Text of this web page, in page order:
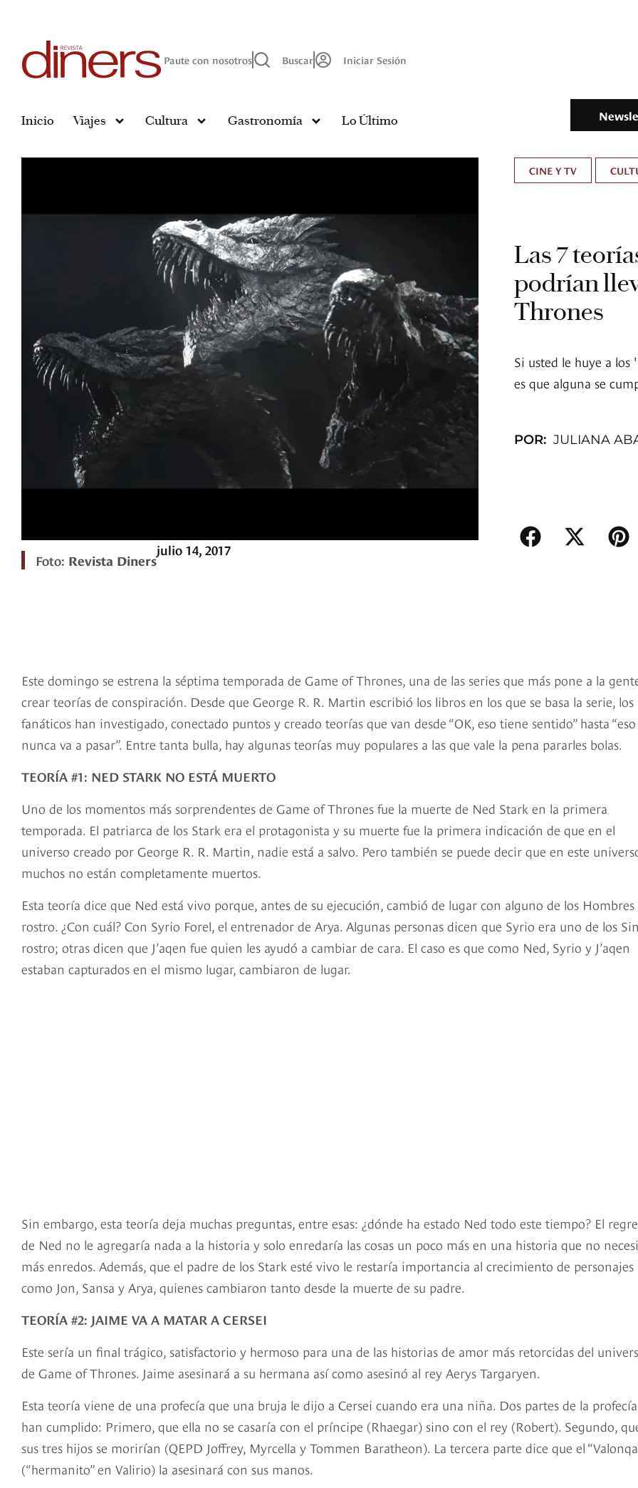
Paute con nosotros Buscar Iniciar Sesión
Inicio Viajes Cultura Gastronomía Lo Último
Foto: Revista Diners
julio 14, 2017
CINE Y TV
Las 7
podrían
Thrones
Si usted le huye a los
es que alguna se
POR: JULIANA
Este domingo se estrena la séptima temporada de Game of Thrones, una de las series que más pone a la
crear teorías de conspiración. Desde que George R. R. Martin escribió los libros en los que se basa la serie, los
fanáticos han investigado, conectado puntos y creado teorías que van desde “OK, eso tiene sentido” hasta “eso
nunca va a pasar”. Entre tanta bulla, hay algunas teorías muy populares a las que vale la pena pararles bolas.
TEORÍA #1: NED STARK NO ESTÁ MUERTO
Uno de los momentos más sorprendentes de Game of Thrones fue la muerte de Ned Stark en la primera
temporada. El patriarca de los Stark era el protagonista y su muerte fue la primera indicación de que en el
universo creado por George R. R. Martin, nadie está a salvo. Pero también se puede decir que en este
muchos no están completamente muertos.
Esta teoría dice que Ned está vivo porque, antes de su ejecución, cambió de lugar con alguno de los Hombres
rostro. ¿Con cuál? Con Syrio Forel, el entrenador de Arya. Algunas personas dicen que Syrio era uno de los Sin
rostro; otras dicen que J’aqen fue quien les ayudó a cambiar de cara. El caso es que como Ned, Syrio y J’aqen
estaban capturados en el mismo lugar, cambiaron de lugar.
Sin embargo, esta teoría deja muchas preguntas, entre esas: ¿dónde ha estado Ned todo este tiempo? El
de Ned no le agregaría nada a la historia y solo enredaría las cosas un poco más en una historia que no
más enredos. Además, que el padre de los Stark esté vivo le restaría importancia al crecimiento de personajes
como Jon, Sansa y Arya, quienes cambiaron tanto desde la muerte de su padre.
TEORÍA #2: JAIME VA A MATAR A CERSEI
Este sería un final trágico, satisfactorio y hermoso para una de las historias de amor más retorcidas del
de Game of Thrones. Jaime asesinará a su hermana así como asesinó al rey Aerys Targaryen.
Esta teoría viene de una profecía que una bruja le dijo a Cersei cuando era una niña. Dos partes de la
han cumplido: Primero, que ella no se casaría con el príncipe (Rhaegar) sino con el rey (Robert). Segundo,
sus tres hijos se morirían (QEPD Joffrey, Myrcella y Tommen Baratheon). La tercera parte dice que el
(“hermanito” en Valirio) la asesinará con sus manos.